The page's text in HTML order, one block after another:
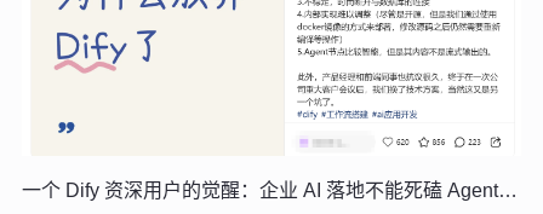
一个 Dify 资深用户的觉醒：企业 AI 落地不能死磕 Agent 开发平台